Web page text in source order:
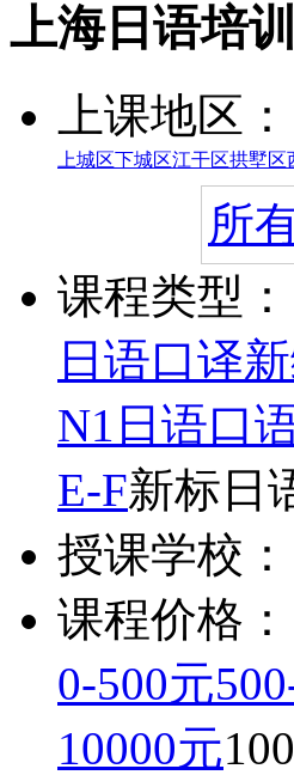
上海日语培
上课地区：
上城区下城区江干区拱墅区
所
课程类型：
日语口译
N1 日语口
E-F新标日
授课学校：
课程价格：
0-500元
10000元